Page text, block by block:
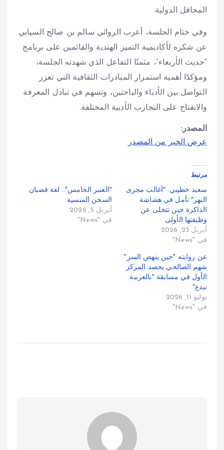
المحافل الدولية.
وفي ختام الجلسة، أعرب الروائي سالم بن صالح السيابي
عن شكره لأكاديمية التميز الهندية والقائمين على برنامج
“حديث الأربعاء”، مثمنًا التفاعل الذي شهدته الجلسة،
ومؤكدًا أهمية استمرار المبادرات الثقافية التي تعزز
التواصل بين الأدباء والباحثين، وتسهم في تبادل المعرفة
والانفتاح على التجارب الأدبية المختلفة.
المصدر:
عرض الخبر من المصدر
مرتبط
سعيد خطيبي: "أغالب مجرى
النهر" تأمل في هشاشة
الذاكرة حين تتخلى عن
وظيفتها الأولى
أبريل 23, 2026
في "News"
"العنبر الخامس".. لغة قضبان
السجن المنسية
أبريل 5, 2026
في "News"
عن روايته "حين ينهض السر"
شهم الصالحي يحصد المركز
الأول في مسابقة "بالعربية
نبدع"
يوليو 11, 2026
في "News"